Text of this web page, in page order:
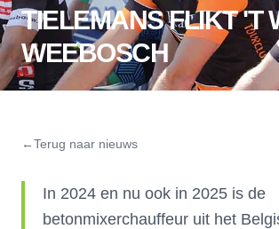
TIELEMANS FLIKT 'T
WEEBOSCH
←Terug naar nieuws
In 2024 en nu ook in 2025 is de
betonmixerchauffeur uit het